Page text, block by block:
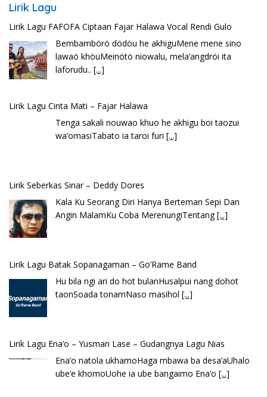
Lirik Lagu
Lirik Lagu Cinta Mati – Fajar Halawa
Tenga sakali nouwao khuo he akhigu boi taozui
wa’omasiTabato ia taroi furi[...]
Lirik Seberkas Sinar – Deddy Dores
Kala Ku Seorang Diri Hanya Berteman Sepi Dan
Angin MalamKu Coba MerenungiTentang
Lirik Lagu Batak Sopanagaman – Go’Rame Band
Hu bila ngi ari do hot bulanHusalpui nang dohot
taonSoada tonamNaso masihol[...]
Lirik Lagu Ena’o – Yusman Lase – Gudangnya Lagu Nias
Ena’o natola ukhamoHaga mbawa ba desa’aUhalo
ube’e khomoUohe ia ube bangaimo Ena’o
Lirik Lagu FAFOFA Ciptaan Fajar Halawa Vocal Rendi Gulo
Bembambörö dödöu he akhiguMene mene sino
lawaö khöuMeinötö niowalu, mela’angdröi ita